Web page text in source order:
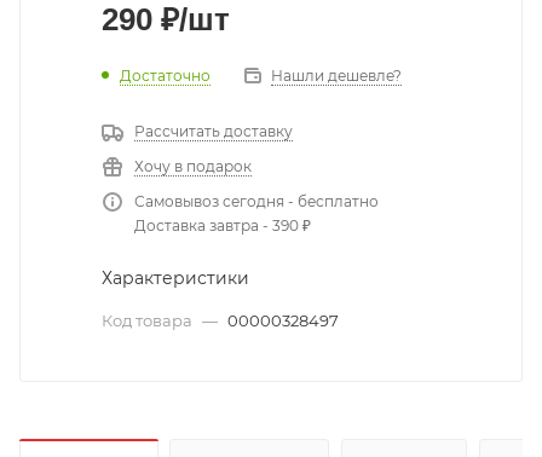
290 ₽/шт
Достаточно Нашли дешевле?
Рассчитать доставку
Хочу в подарок
Самовывоз сегодня - бесплатно
Доставка завтра - 390 ₽
Характеристики
Код товара — 00000328497